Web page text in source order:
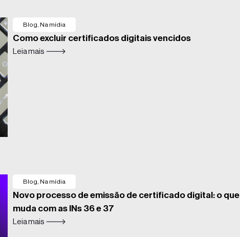
Blog Na mídia
Como excluir certificados digitais vencidos
Leia mais 🡒
Blog Na mídia
Novo processo de emissão de certificado digital: o que
muda com as INs 36 e 37
Leia mais 🡒